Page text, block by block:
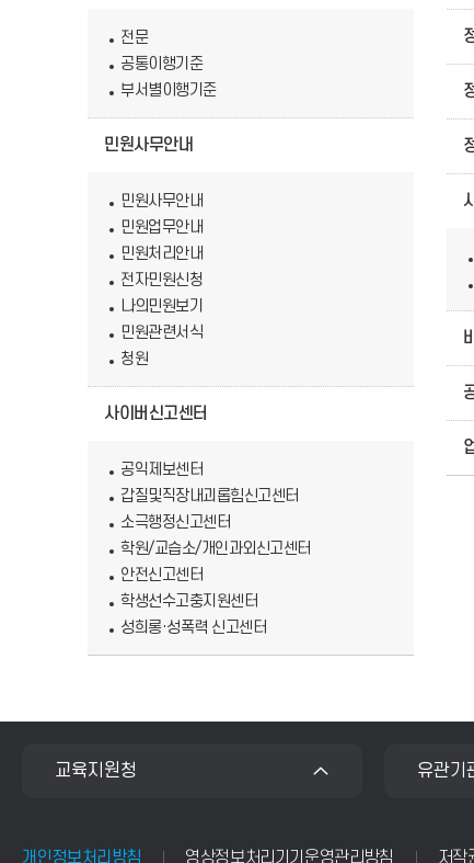
전문
공통이행기준
부서별이행기준
민원사무안내
민원사무안내
민원업무안내
민원처리안내
전자민원신청
나의민원보기
민원관련서식
청원
사이버신고센터
공익제보센터
갑질및직장내괴롭힘신고센터
소극행정신고센터
학원/교습소/개인과외신고센터
안전신고센터
학생선수고충지원센터
성희롱·성폭력 신고센터
교육지원청 유관기
개인정보처리방침 영상정보처리기기운영관리방침 저작